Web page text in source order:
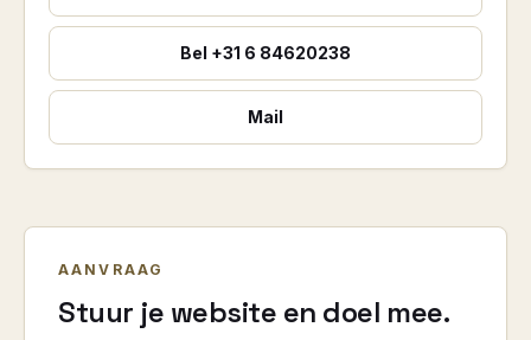
Bel +31 6 84620238
Mail
AANVRAAG
Stuur je website en doel mee.